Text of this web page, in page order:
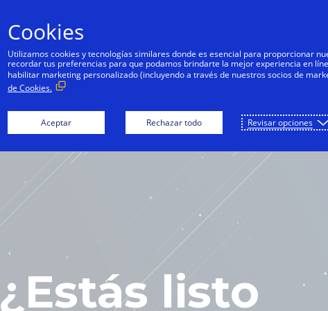
¿Estás listo
Cookies
Utilizamos cookies y tecnologías similares donde es esencial para proporcionar
recordar tus preferencias para que podamos brindarte la mejor experiencia en
habilitar marketing personalizado (incluyendo a través de nuestros socios de
de Cookies.
Aceptar Rechazar todo Revisar opciones